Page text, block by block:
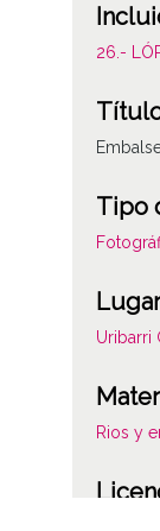
26.-
Tipo
Lugar
Uribarri
Rios y